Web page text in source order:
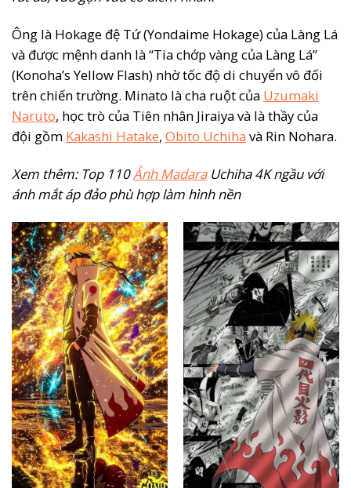
Ông là Hokage đệ Tứ (Yondaime Hokage) của Làng Lá
và được mệnh danh là “Tia chớp vàng của Làng Lá”
(Konoha’s Yellow Flash) nhờ tốc độ di chuyển vô đối
trên chiến trường. Minato là cha ruột của Uzumaki
Naruto, học trò của Tiên nhân Jiraiya và là thầy của
đội gồm Kakashi Hatake, Obito Uchiha và Rin Nohara.
Xem thêm: Top 110Ảnh MadaraUchiha 4K ngầu với
ánh mắt áp đảo phù hợp làm hình nền